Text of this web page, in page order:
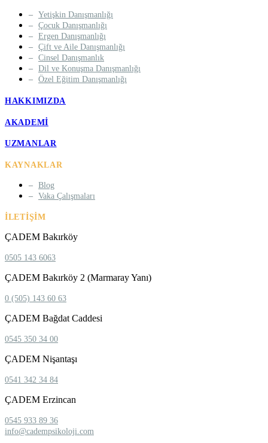
Yetişkin Danışmanlığı
Çocuk Danışmanlığı
Ergen Danışmanlığı
Çift ve Aile Danışmanlığı
Cinsel Danışmanlık
Dil ve Konuşma Danışmanlığı
Özel Eğitim Danışmanlığı
HAKKIMIZDA
AKADEMI
UZMANLAR
KAYNAKLAR
Blog
Vaka Çalışmaları
İLETIŞIM
ÇADEM Bakırköy
0505 143 6063
ÇADEM Bakırköy 2 (Marmaray Yanı)
0 (505) 143 60 63
ÇADEM Bağdat Caddesi
0545 350 34 00
ÇADEM Nişantaşı
0541 342 34 84
ÇADEM Erzincan
0545 933 89 36
info@cadempsikoloji.com